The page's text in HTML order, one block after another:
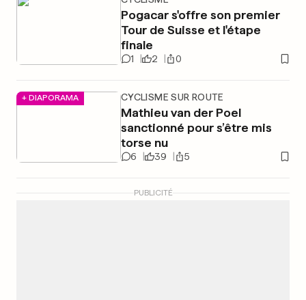
Pogacar s'offre son premier
Tour de Suisse et l'étape
finale
1 2 0
+ DIAPORAMA CYCLISME SUR ROUTE
Mathieu van der Poel
sanctionné pour s’être mis
torse nu
6 39 5
PUBLICITÉ